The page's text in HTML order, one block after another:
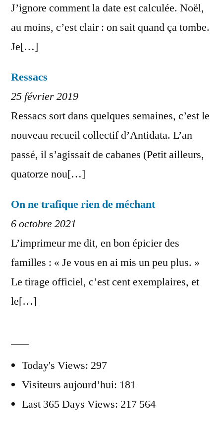
J’ignore comment la date est calculée. Noël,
au moins, c’est clair : on sait quand ça tombe.
Je[…]
Ressacs
25 février 2019
Ressacs sort dans quelques semaines, c’est le
nouveau recueil collectif d’Antidata. L’an
passé, il s’agissait de cabanes (Petit ailleurs,
quatorze nou[…]
On ne trafique rien de méchant
6 octobre 2021
L’imprimeur me dit, en bon épicier des
familles : « Je vous en ai mis un peu plus. »
Le tirage officiel, c’est cent exemplaires, et
le[…]
Today's Views: 297
Visiteurs aujourd’hui: 181
Last 365 Days Views: 217 564